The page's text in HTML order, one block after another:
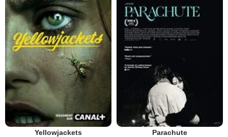
Yellowjackets Parachute